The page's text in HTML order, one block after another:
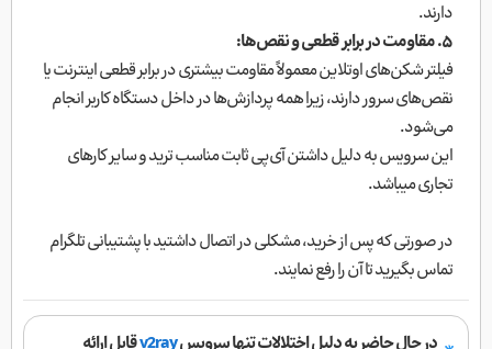
دارند.
۵. مقاومت در برابر قطعی و نقص‌ها:
فیلتر شکن‌های اوتلاین معمولاً مقاومت بیشتری در برابر قطعی اینترنت یا
نقص‌های سرور دارند، زیرا همه پردازش‌ها در داخل دستگاه کاربر انجام
می‌شود.
این سرویس به دلیل داشتن آی‌پی ثابت مناسب ترید و سایر کارهای
تجاری میباشد.
در صورتی که پس از خرید، مشکلی در اتصال داشتید با پشتیبانی تلگرام
تماس بگیرید تا آن را رفع نمایند.